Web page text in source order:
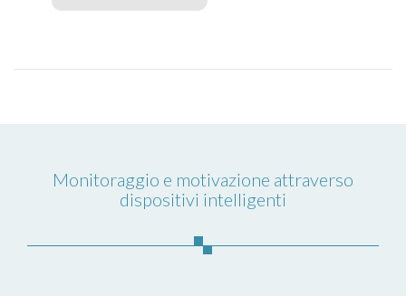
Monitoraggio e motivazione attraverso
dispositivi intelligenti